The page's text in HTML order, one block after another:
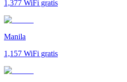
1,377 WiFi gratis
Manila
1,157 WiFi gratis